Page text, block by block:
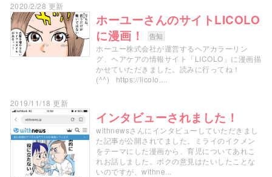
2020/2/28 更新
ホーユーさんのサイトLICOLO
に漫画！
告知
ホーユー株式会社が運営するヘアカラーリン
グ、ヘアケアの情報サイト「LICOLO」に漫画描
かせていただきました。読みに行ってね！
(^^) https://licolo....
2019/11/18 更新
インタビューされました！
withnewsさんにインタビューしていただきまし
た記事が公開されてました。ミライのイクメン
をテーマにした漫画から、育児についてあれこ
れお話しました。ボクの意見はたいしたことな
いのですが、withne...